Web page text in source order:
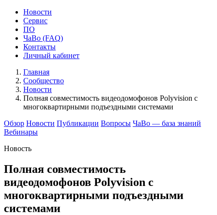
Новости
Сервис
ПО
ЧаВо (FAQ)
Контакты
Личный кабинет
Главная
Сообщество
Новости
Полная совместимость видеодомофонов Polyvision c
многоквартирными подъездными системами
Обзор Новости Публикации Вопросы ЧаВо — база знаний
Вебинары
Новость
Полная совместимость
видеодомофонов Polyvision c
многоквартирными подъездными
системами